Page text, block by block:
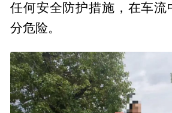
任何安全防护措施，在车流
分危险。